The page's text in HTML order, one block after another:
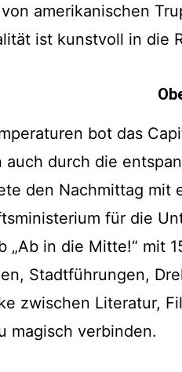
amerikanischen
ist kunstvoll in die
bot das
auch durch die
den Nachmittag
für die
„Ab in die Mitte!“ mit
Stadtführungen,
zwischen Literatur,
magisch verbinden.